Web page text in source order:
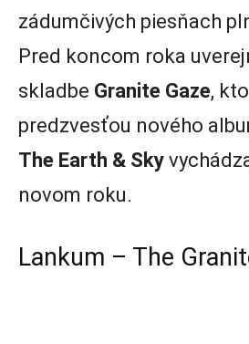
zádumčivých piesňach
Pred koncom roka
skladbe Granite Gaze,
predzvesťou nového
The Earth & Sky
novom roku.
Lankum – The